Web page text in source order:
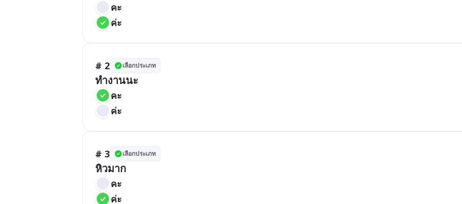
คะ
ค่ะ
# 2 เลือกประเภท
ทำงานนะ
คะ
ค่ะ
# 3 เลือกประเภท
หิวมาก
คะ
ค่ะ